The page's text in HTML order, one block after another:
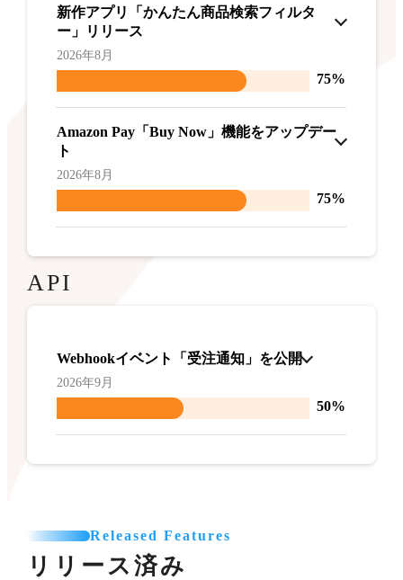
新作アプリ「かんたん商品検索フィルタ
ー」リリース
2026年8月
75%
Amazon Pay「Buy Now」機能をアップデー
ト
2026年8月
75%
API
Webhookイベント「受注通知」を公開
2026年9月
50%
Released Features
リリース済み